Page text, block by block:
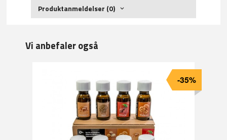
Produktanmeldelser (0)
Vi anbefaler også
-35%